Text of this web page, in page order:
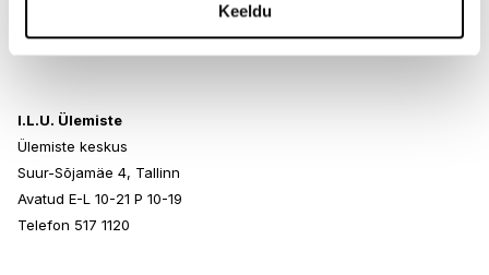
Keeldu
Telefon 517 0401
I.L.U. Ülemiste
Ülemiste keskus
Suur-Sõjamäe 4, Tallinn
Avatud E-L 10-21 P 10-19
Telefon 517 1120